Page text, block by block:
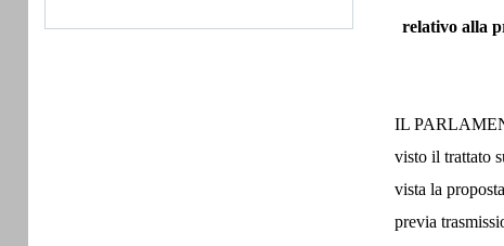
relativo alla
IL
visto il trattato
vista la
previa